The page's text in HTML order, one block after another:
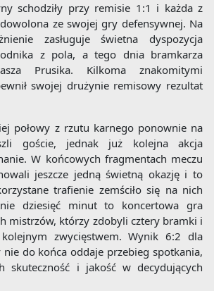
schodziły przy remisie 1:1 i każda z
ze swojej gry defensywnej. Na
zasługuje świetna dyspozycja
z pola, a tego dnia bramkarza
Prusika. Kilkoma znakomitymi
swojej drużynie remisowy rezultat
połowy z rzutu karnego ponownie na
goście, jednak już kolejna akcja
W końcowych fragmentach meczu
jeszcze jedną świetną okazję i to
trafienie zemściło się na nich
dziesięć minut to koncertowa gra
mistrzów, którzy zdobyli cztery bramki i
zwycięstwem. Wynik 6:2 dla
nie do końca oddaje przebieg spotkania,
skuteczność i jakość w decydujących